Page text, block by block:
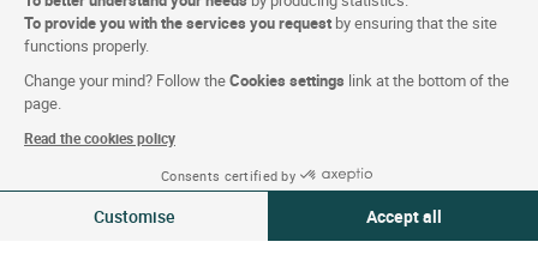
To provide you with the services you request by ensuring that the site
functions properly.
Change your mind? Follow theCookies settings link at the bottom of the
page.
Read the cookies policy
Consents certified by
Customise Accept all
07-08 Ago 2026
2 viajeros | 1 habitación
Trabajar en Logis
Rincón de prensa
Condiciones de la página web
Protección de datos personales (RGPD)